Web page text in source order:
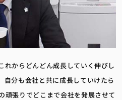
れからどんどん成長していく伸びし
自分も会社と共に成長していけたら
頑張りでどこまで会社を発展させて